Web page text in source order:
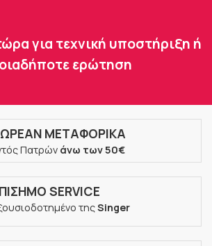
για τεχνική υποστήριξη ή
ερώτηση
ΜΕΤΑΦΟΡΙΚΑ
Πατρών άνω των 50€
SERVICE
τηςSinger